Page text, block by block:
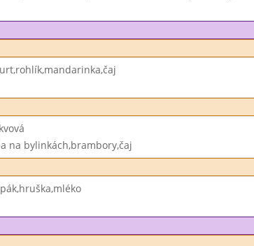
na bylinkách,brambory,čaj